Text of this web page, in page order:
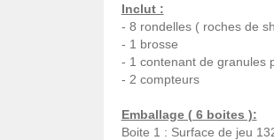
Inclut :
- 8 rondelles ( roches de
- 1 brosse
- 1 contenant de granules
- 2 compteurs
Emballage ( 6 boites ):
Boite 1 : Surface de jeu